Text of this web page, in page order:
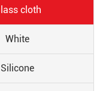
cloth
White
Silicone